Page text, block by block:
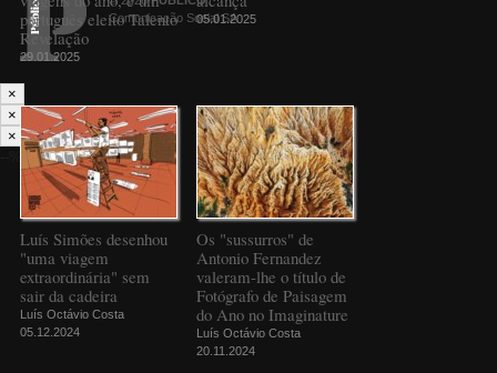
português eleito Talento
Revelação
29.01.2025
05.01.2025
Luís Simões desenhou
"uma viagem
extraordinária" sem
sair da cadeira
Luís Octávio Costa
05.12.2024
Os "sussurros" de
Antonio Fernandez
valeram-lhe o título de
Fotógrafo de Paisagem
do Ano no Imaginature
Luís Octávio Costa
20.11.2024
Comunicação Social SA
×
×
×
--%>